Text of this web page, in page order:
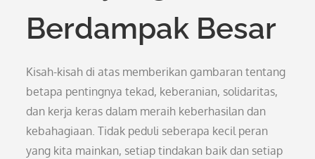
Berdampak Besar
Kisah-kisah di atas memberikan gambaran tentang
betapa pentingnya tekad, keberanian, solidaritas,
dan kerja keras dalam meraih keberhasilan dan
kebahagiaan. Tidak peduli seberapa kecil peran
yang kita mainkan, setiap tindakan baik dan setiap